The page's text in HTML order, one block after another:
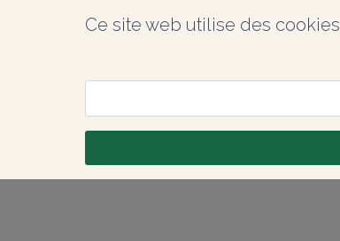
Ce site web utilise des cookies